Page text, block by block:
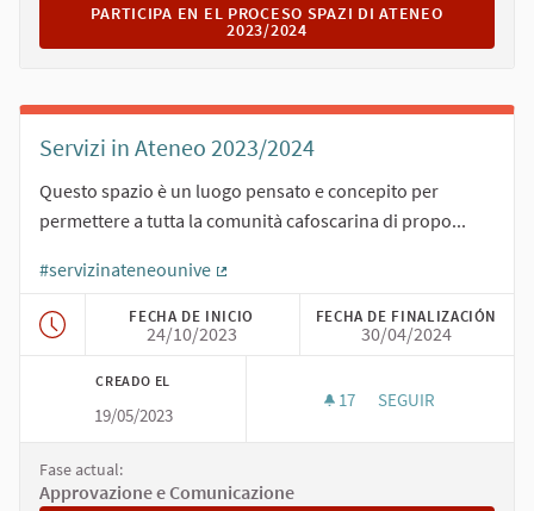
PARTICIPA EN EL PROCESO SPAZI DI ATENEO 2023/2024
PARTICIPA EN EL PROCESO SPAZI DI ATENEO
2023/2024
Servizi in Ateneo 2023/2024
Questo spazio è un luogo pensato e concepito per
permettere a tutta la comunità cafoscarina di propo...
#servizinateneounive
FECHA DE INICIO
24/10/2023
FECHA DE FINALIZACIÓN
30/04/2024
CREADO EL
19/05/2023
17 17 SEGUIDORAS
SEGUIR
Fase actual:
Approvazione e Comunicazione